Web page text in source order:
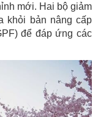
mới. Hai bộ giảm
khỏi bản nâng cấp
để đáp ứng các